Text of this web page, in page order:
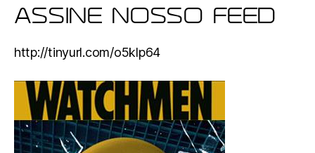
ASSINE NOSSO FEED
http://tinyurl.com/o5klp64